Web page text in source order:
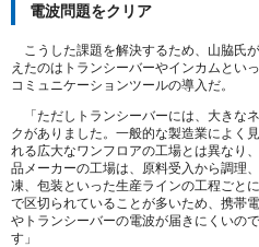
電波問題をクリア
こうした課題を解決するため、山脇氏
えたのはトランシーバーやインカムとい
コミュニケーションツールの導入だ。
「ただしトランシーバーには、大きな
クがありました。一般的な製造業によく
れる広大なワンフロアの工場とは異なり
品メーカーの工場は、原料受入から調理
凍、包装といった生産ラインの工程ごと
で区切られていることが多いため、携帯
やトランシーバーの電波が届きにくいので
す」